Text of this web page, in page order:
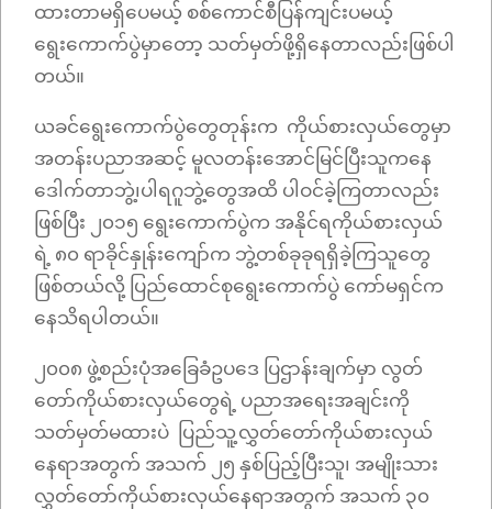
ထားတာမရှိပေမယ့် စစ်ကောင်စီပြန်ကျင်းပမယ့်
ရွေးကောက်ပွဲမှာတော့ သတ်မှတ်ဖို့ရှိနေတာလည်းဖြစ်ပါ
တယ်။
ယခင်ရွေးကောက်ပွဲတွေတုန်းက ကိုယ်စားလှယ်တွေမှာ
အတန်းပညာအဆင့် မူလတန်းအောင်မြင်ပြီးသူကနေ
ဒေါက်တာဘွဲ့၊ပါရဂူဘွဲ့တွေအထိ ပါဝင်ခဲ့ကြတာလည်း
ဖြစ်ပြီး ၂၀၁၅ ရွေးကောက်ပွဲက အနိုင်ရကိုယ်စားလှယ်
ရဲ့ ၈၀ ရာခိုင်နှုန်းကျော်က ဘွဲ့တစ်ခုခုရရှိခဲ့ကြသူတွေ
ဖြစ်တယ်လို့ ပြည်ထောင်စုရွေးကောက်ပွဲ ကော်မရှင်က
နေသိရပါတယ်။
၂၀၀၈ ဖွဲ့စည်းပုံအခြေခံဥပဒေ ပြဌာန်းချက်မှာ လွတ်
တော်ကိုယ်စားလှယ်တွေရဲ့ ပညာအရေးအချင်းကို
သတ်မှတ်မထားပဲ ပြည်သူ့လွှတ်တော်ကိုယ်စားလှယ်
နေရာအတွက် အသက် ၂၅ နှစ်ပြည့်ပြီးသူ၊ အမျိုးသား
လွှတ်တော်ကိုယ်စားလှယ်နေရာအတွက် အသက် ၃၀